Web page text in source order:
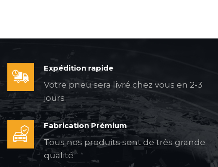
Expédition rapide
Votre pneu sera livré chez vous en 2-3
jours
Fabrication Prémium
Tous nos produits sont de très grande
qualité